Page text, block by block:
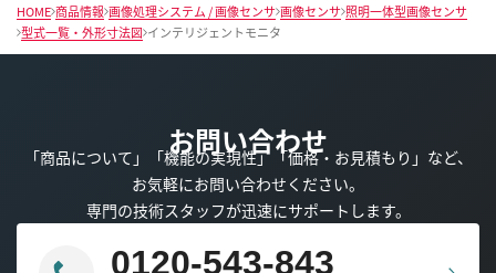
HOME 商品情報 画像処理システム / 画像センサ 画像センサ 照明一体型画像センサ
型式一覧・外形寸法図 インテリジェントモニタ
お問い合わせ
「商品について」「機能の実現性」「価格・お見積もり」など、
お気軽にお問い合わせください。
専門の技術スタッフが迅速にサポートします。
0120-543-843